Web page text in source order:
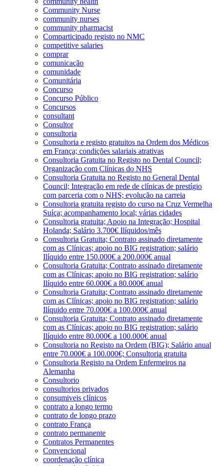
Community Nurse
community nurses
community pharmacist
Comparticipado registo no NMC
competitive salaries
comprar
comunicação
comunidade
Comunitária
Concurso
Concurso Público
Concursos
consultant
Consultor
consultoria
Consultoria e registo gratuitos na Ordem dos Médicos
em França; condições salariais atrativas
Consultoria Gratuita no Registo no Dental Council;
Organização com Clínicas do NHS
Consultoria Gratuita no Registo no General Dental
Council; Integração em rede de clínicas de prestígio
com parceria com o NHS; evolução na carreia
Consultoria gratuita registo do curso na Cruz Vermelha
Suíça; acompanhamento local; várias cidades
Consultoria gratuita; Apoio na Integração; Hospital
Holanda; Salário 3.700€ Ilíquidos/mês
Consultoria Gratuita; Contrato assinado diretamente
com as Clínicas; apoio no BIG registration; salário
Ilíquido entre 150.000€ a 200.000€ anual
Consultoria Gratuita; Contrato assinado diretamente
com as Clínicas; apoio no BIG registration; salário
Ilíquido entre 60.000€ a 80.000€ anual
Consultoria Gratuita; Contrato assinado diretamente
com as Clínicas; apoio no BIG registration; salário
Ilíquido entre 70.000€ a 100.000€ anual
Consultoria Gratuita; Contrato assinado diretamente
com as Clínicas; apoio no BIG registration; salário
Ilíquido entre 80.000€ a 100.000€ anual
Consultoria no Registo na Ordem (BIG); Salário anual
entre 70.000€ a 100.000€; Consultoria gratuita
Consultoria Registo na Ordem Enfermeiros na
Alemanha
Consultorio
consultorios privados
consumiveis clínicos
contrato a longo termo
contrato de longo prazo
contrato França
contrato permanente
Contratos Permanentes
Convencional
coordenação clínica